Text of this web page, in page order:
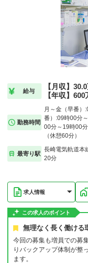
給与
【月収】
【年収】
勤務時間
月～金（早番）
番）:09時00分
00分～19時00
（休憩60分）
最寄り駅
長崎電気軌道本
20分
求人情報
この求人のポイント
無理なく長く働ける
今回の募集も増員での募
りバックアップ体制が整
ます。